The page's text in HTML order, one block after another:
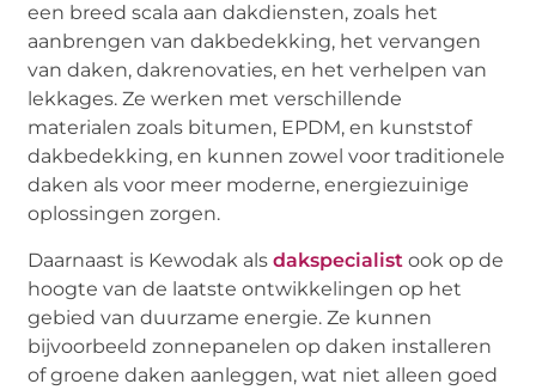
een breed scala aan dakdiensten, zoals het
aanbrengen van dakbedekking, het vervangen
van daken, dakrenovaties, en het verhelpen van
lekkages. Ze werken met verschillende
materialen zoals bitumen, EPDM, en kunststof
dakbedekking, en kunnen zowel voor traditionele
daken als voor meer moderne, energiezuinige
oplossingen zorgen.
Daarnaast is Kewodak alsdakspecialist ook op de
hoogte van de laatste ontwikkelingen op het
gebied van duurzame energie. Ze kunnen
bijvoorbeeld zonnepanelen op daken installeren
of groene daken aanleggen, wat niet alleen goed